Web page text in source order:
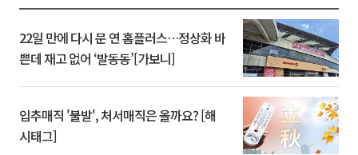
22일 만에 다시 문 연 홈플러스…정상화 바
쁜데 재고 없어 ‘발동동’[가보니]
입추매직 '불발', 처서매직은 올까요? [해
시태그]